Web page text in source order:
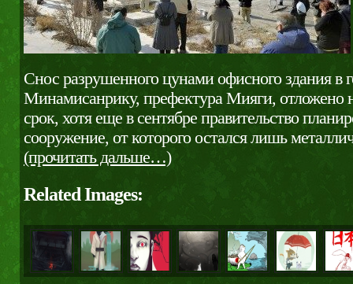
Снос разрушенного цунами офисного здания в
Минамисанрику, префектура Мияги, отложено
срок, хотя еще в сентябре правительство
сооружение, от которого остался лишь
(прочитать дальше…)
Related Images: